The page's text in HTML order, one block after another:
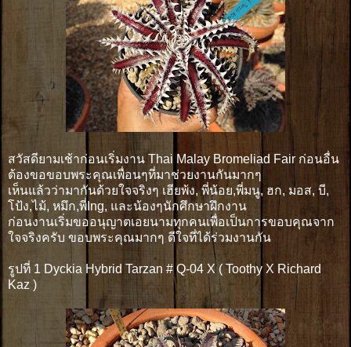
สวัสดียามเช้าก่อนเริ่มงาน Thai Malay Bromeliad Fair ก่อนอื่น
ต้องขอขอบพระคุณเพื่อนๆที่มาช่วยงานกันมากๆ
เห็นแล้วว่ามากันด้วยใจจริงๆ เฮียพ้ง, พี่น้อย,พี่มนู, ฮก, มอส, บี,
โป้ง,ไม้, หมึก,พี่Ing, และน้องๆนักศึกษาฝึกงาน
ก่อนงานเริ่มขออนุญาตเอยนามทุกคนเพื่อเป็นการขอบคุณจาก
ใจจริงครับ ขอบพระคุณมากๆ ดีใจที่ได้ร่วมงานกัน
รูปที่ 1 Dyckia Hybrid Tarzan # Q-04 X ( Toothy X Richard
Kaz )